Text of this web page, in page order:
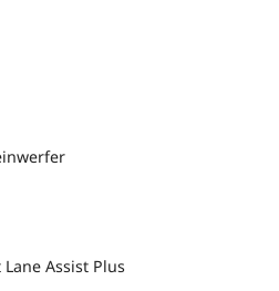
Assist Plus